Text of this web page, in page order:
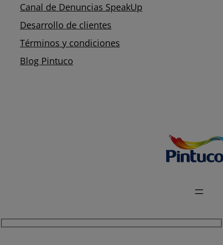
Canal de Denuncias SpeakUp
Desarrollo de clientes
Términos y condiciones
Blog Pintuco